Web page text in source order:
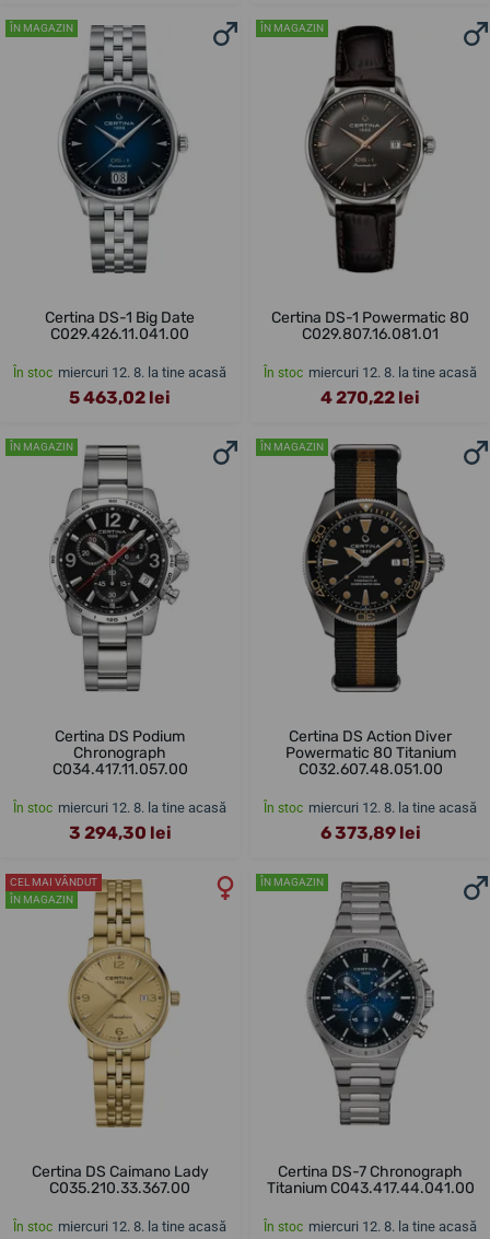
ÎN MAGAZIN
Certina DS-1 Big Date
C029.426.11.041.00
În stoc miercuri 12. 8. la tine acasă
5 463,02 lei
ÎN MAGAZIN
Certina DS-1 Powermatic 80
C029.807.16.081.01
În stoc miercuri 12. 8. la tine acasă
4 270,22 lei
ÎN MAGAZIN
Certina DS Podium
Chronograph
C034.417.11.057.00
În stoc miercuri 12. 8. la tine acasă
3 294,30 lei
ÎN MAGAZIN
Certina DS Action Diver
Powermatic 80 Titanium
C032.607.48.051.00
În stoc miercuri 12. 8. la tine acasă
6 373,89 lei
CEL MAI VÂNDUT
ÎN MAGAZIN
Certina DS Caimano Lady
C035.210.33.367.00
În stoc miercuri 12. 8. la tine acasă
ÎN MAGAZIN
Certina DS-7 Chronograph
Titanium C043.417.44.041.00
În stoc miercuri 12. 8. la tine acasă